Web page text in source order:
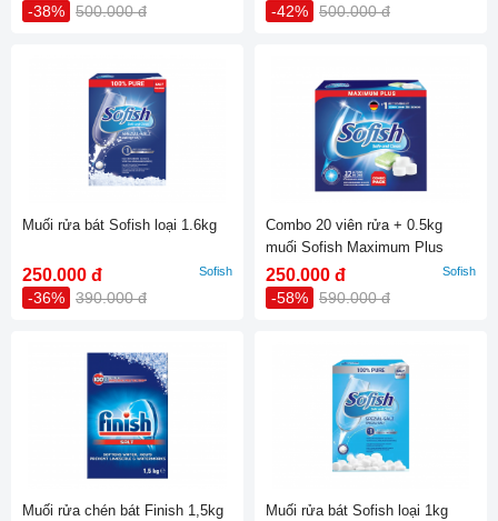
-38% 500.000 đ -42% 500.000 đ
Muối rửa bát Sofish loại 1.6kg
250.000 đ
-36% 390.000 đ
Sofish
Combo 20 viên rửa + 0.5kg
muối Sofish Maximum Plus
250.000 đ
-58% 590.000 đ
Sofish
Muối rửa chén bát Finish 1,5kg Muối rửa bát Sofish loại 1kg